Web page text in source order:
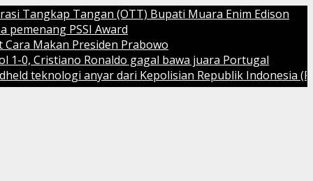
Tangan (OTT) Bupati Muara Enim Edison
PSSI Award
Presiden Prabowo
Ronaldo gagal bawa juara Portugal
anyar dari Kepolisian Republik Indonesia (Polri)